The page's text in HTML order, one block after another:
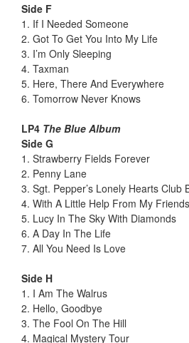
Side F
1. If I Needed Someone
2. Got To Get You Into My Life
3. I’m Only Sleeping
4. Taxman
5. Here, There And Everywhere
6. Tomorrow Never Knows
LP4 The Blue Album
Side G
1. Strawberry Fields Forever
2. Penny Lane
3. Sgt. Pepper’s Lonely Hearts Club
4. With A Little Help From My Friends
5. Lucy In The Sky With Diamonds
6. A Day In The Life
7. All You Need Is Love
Side H
1. I Am The Walrus
2. Hello, Goodbye
3. The Fool On The Hill
4. Magical Mystery Tour